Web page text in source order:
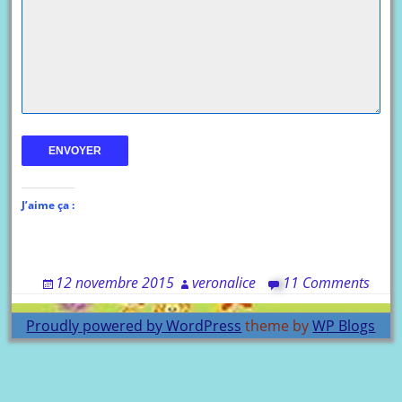
ENVOYER
J’aime ça :
12 novembre 2015 veronalice 11 Comments
Proudly powered by WordPress theme byWP Blogs